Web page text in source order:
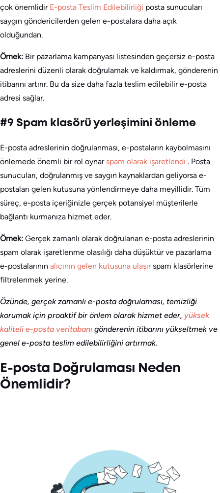
çok önemlidir E-posta Teslim Edilebilirliği posta sunucuları
saygın göndericilerden gelen e-postalara daha açık
olduğundan.
Örnek: Bir pazarlama kampanyası listesinden geçersiz e-posta
adreslerini düzenli olarak doğrulamak ve kaldırmak, gönderenin
itibarını artırır. Bu da size daha fazla teslim edilebilir e-posta
adresi sağlar.
#9 Spam klasörü yerleşimini önleme
E-posta adreslerinin doğrulanması, e-postaların kaybolmasını
önlemede önemli bir rol oynar spam olarak işaretlendi . Posta
sunucuları, doğrulanmış ve saygın kaynaklardan geliyorsa e-
postaları gelen kutusuna yönlendirmeye daha meyillidir. Tüm
süreç, e-posta içeriğinizle gerçek potansiyel müşterilerle
bağlantı kurmanıza hizmet eder.
Örnek: Gerçek zamanlı olarak doğrulanan e-posta adreslerinin
spam olarak işaretlenme olasılığı daha düşüktür ve pazarlama
e-postalarının alıcının gelen kutusuna ulaşırspam klasörlerine
filtrelenmek yerine.
Özünde, gerçek zamanlı e-posta doğrulaması, temizliği
korumak için proaktif bir önlem olarak hizmet eder, yüksek
kaliteli e-posta veritabanı gönderenin itibarını yükseltmek ve
genel e-posta teslim edilebilirliğini artırmak.
E-posta Doğrulaması Neden
Önemlidir?